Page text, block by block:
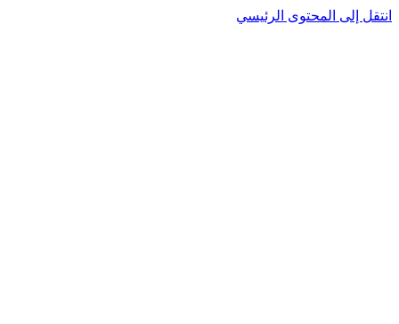
إلى المحتوى الرئيسي